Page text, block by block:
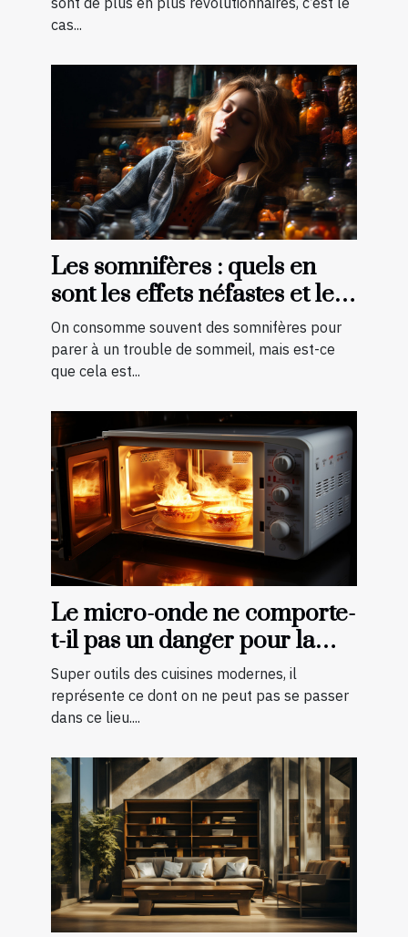
cas...
Les somnifères : quels en
sont les effets néfastes et les
palliatifs ?
On consomme souvent des somnifères pour
parer à un trouble de sommeil, mais est-ce
que cela est...
Le micro-onde ne comporte-
t-il pas un danger pour la
cuisson des aliments ?
Super outils des cuisines modernes, il
représente ce dont on ne peut pas se passer
dans ce lieu....